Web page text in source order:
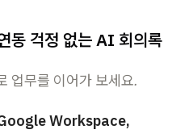
동 걱정 없는 AI 회의록
업무를 이어가 보세요.
Workspace,